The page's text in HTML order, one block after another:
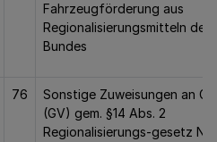
Fahrzeugförderung aus
Regionalisierungsmitteln des
Bundes
76
Sonstige Zuweisungen an
(GV) gem. §14 Abs. 2
Regionalisierungs-gesetz